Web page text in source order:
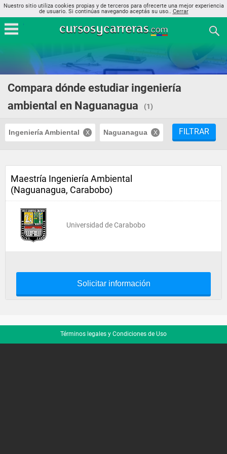
Nuestro sitio utiliza cookies propias y de terceros para ofrecerte una mejor experiencia
de usuario. Si continúas navegando aceptás su uso.. Cerrar
Compara dónde estudiar ingeniería
ambiental en Naguanagua
(1)
Ingeniería Ambiental Naguanagua FILTRAR
Maestría Ingeniería Ambiental
(Naguanagua, Carabobo)
Universidad de Carabobo
Solicitar información
Términos legales y Condiciones de Uso